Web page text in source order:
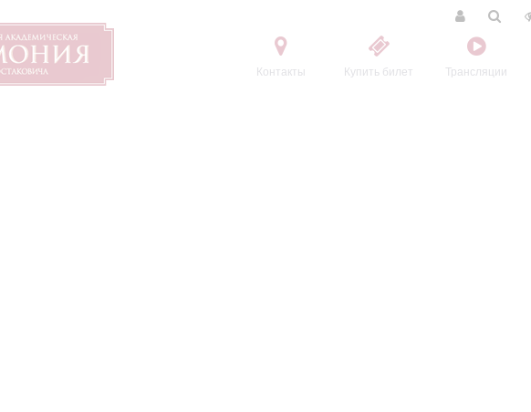
Контакты Купить билет Трансляции